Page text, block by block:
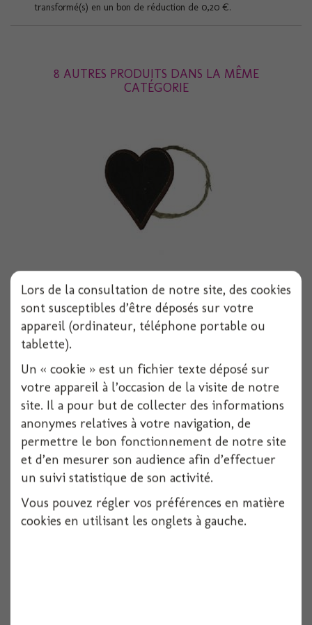
transformé(s) en un bon de réduction de 0,20 €.
8 AUTRES PRODUITS DANS LA MÊME
CATÉGORIE
6 pièces
Lors de la consultation de notre site, des cookies
sont susceptibles d’être déposés sur votre
appareil (ordinateur, téléphone portable ou
tablette).
Un « cookie » est un fichier texte déposé sur
votre appareil à l’occasion de la visite de notre
site. Il a pour but de collecter des informations
anonymes relatives à votre navigation, de
permettre le bon fonctionnement de notre site
et d’en mesurer son audience afin d’effectuer
un suivi statistique de son activité.
Vous pouvez régler vos préférences en matière
cookies en utilisant les onglets à gauche.